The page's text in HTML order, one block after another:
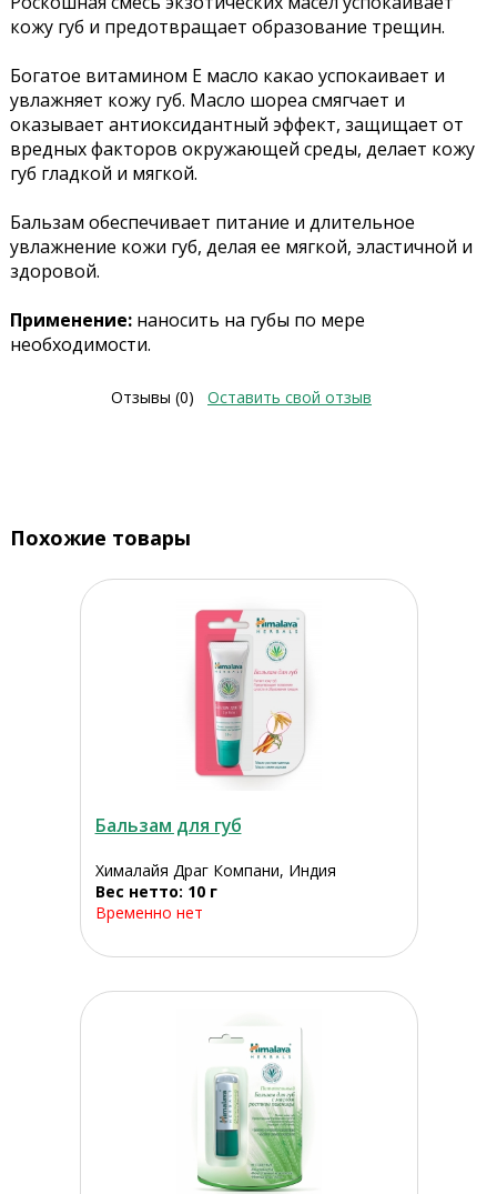
кожу губ и предотвращает образование трещин.
Богатое витамином Е масло какао успокаивает и
увлажняет кожу губ. Масло шореа смягчает и
оказывает антиоксидантный эффект, защищает от
вредных факторов окружающей среды, делает кожу
губ гладкой и мягкой.
Бальзам обеспечивает питание и длительное
увлажнение кожи губ, делая ее мягкой, эластичной и
здоровой.
Применение:наносить на губы по мере
необходимости.
Отзывы (0) Оставить свой отзыв
Похожие товары
Бальзам для губ
Хималайя Драг Компани, Индия
Вес нетто: 10 г
Временно нет